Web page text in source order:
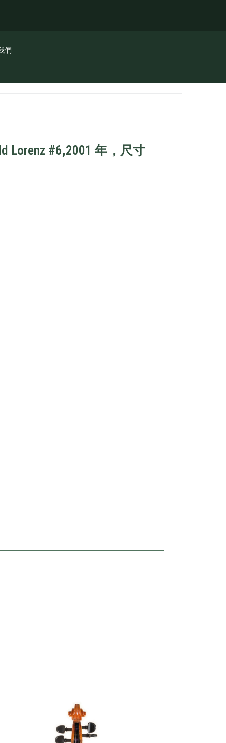
們
Lorenz #6,2001 年，尺寸